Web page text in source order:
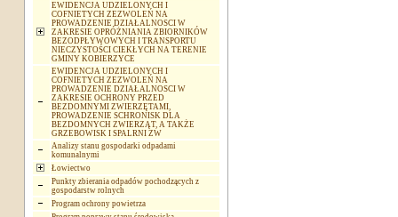
EWIDENCJA UDZIELONYCH I
COFNIETYCH ZEZWOLEŃ NA
PROWADZENIE DZIAŁALNOSCI W
ZAKRESIE OPRÓŻNIANIA ZBIORNIKÓW
BEZODPŁYWOWYCH I TRANSPORTU
NIECZYSTOŚCI CIEKŁYCH NA TERENIE
GMINY KOBIERZYCE
EWIDENCJA UDZIELONYCH I
COFNIETYCH ZEZWOLEŃ NA
PROWADZENIE DZIAŁALNOSCI W
ZAKRESIE OCHRONY PRZED
BEZDOMNYMI ZWIERZĘTAMI,
PROWADZENIE SCHRONISK DLA
BEZDOMNYCH ZWIERZĄT, A TAKŻE
GRZEBOWISK I SPALRNI ZW
Analizy stanu gospodarki odpadami
komunalnymi
Łowiectwo
Punkty zbierania odpadów pochodzących z
gospodarstw rolnych
Program ochrony powietrza